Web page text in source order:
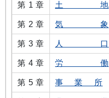
第 1 章 土 地
第 2 章 気 象
第 3 章 人 口
第 4 章 労 働
第 5 章 事 業 所